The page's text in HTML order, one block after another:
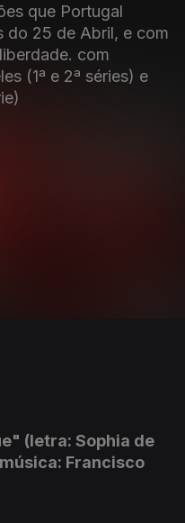
que Portugal
do 25 de Abril, e com
com
(1ª e 2ª séries) e
(letra: Sophia de
Francisco